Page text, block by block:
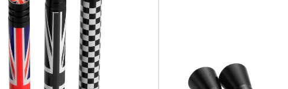
Confirm your age